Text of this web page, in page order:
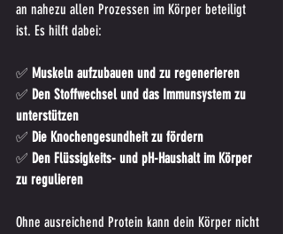
an nahezu allen Prozessen im Körper beteiligt
ist. Es hilft dabei:
✅ Muskeln aufzubauen und zu regenerieren
✅ Den Stoffwechsel und das Immunsystem zu
unterstützen
✅ Die Knochengesundheit zu fördern
✅ Den Flüssigkeits- und pH-Haushalt im Körper
zu regulieren
Ohne ausreichend Protein kann dein Körper nicht